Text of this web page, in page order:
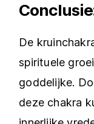
De
spirituele
goddelijke.
deze chakra